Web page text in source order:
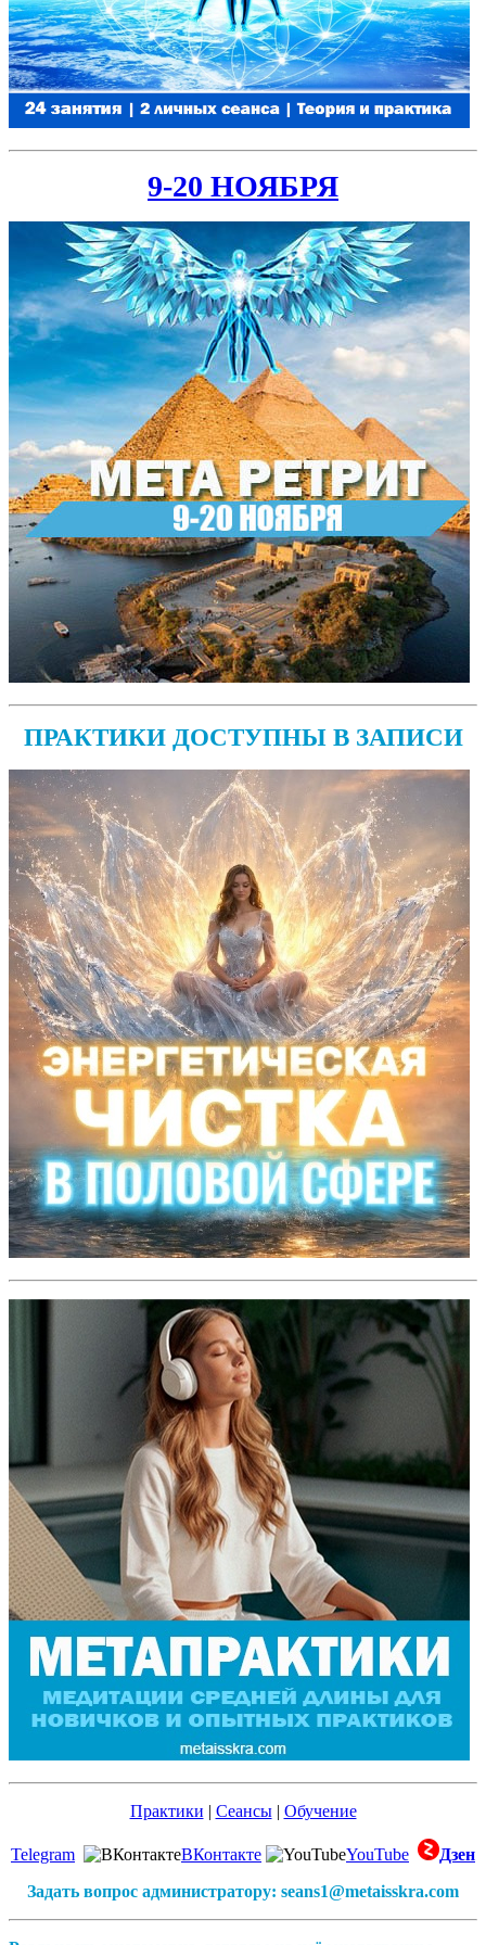
9-20 НОЯБРЯ
ПРАКТИКИ ДОСТУПНЫ В ЗАПИСИ
Практики | Сеансы| Обучение
Telegram ВКонтакте YouTube
Дзен
Задать вопрос администратору: seans1@metaisskra.com